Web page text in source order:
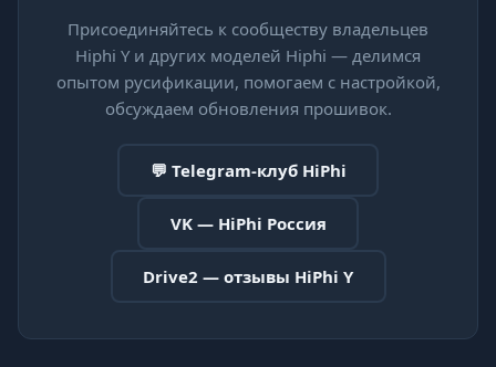
Присоединяйтесь к сообществу владельцев
Hiphi Y и других моделей Hiphi — делимся
опытом русификации, помогаем с настройкой,
обсуждаем обновления прошивок.
💬 Telegram-клуб HiPhi
VK — HiPhi Россия
Drive2 — отзывы HiPhi Y